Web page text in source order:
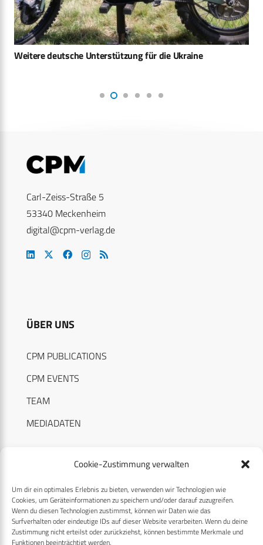
Cookie-Zustimmung verwalten
Um dir ein optimales Erlebnis zu bieten, verwenden wir Technologien wie
Cookies, um Geräteinformationen zu speichern und/oder darauf zuzugreifen.
Wenn du diesen Technologien zustimmst, können wir Daten wie das
Surfverhalten oder eindeutige IDs auf dieser Website verarbeiten. Wenn du deine
Zustimmung nicht erteilst oder zurückziehst, können bestimmte Merkmale und
Funktionen beeinträchtigt werden.
Weitere deutsche Unterstützung für die Ukraine
Carl-Zeiss-Straße 5
53340 Meckenheim
digital@cpm-verlag.de
ÜBER UNS
CPM PUBLICATIONS
CPM EVENTS
TEAM
MEDIADATEN
RECHTLICHES
Datenschutzerklärung